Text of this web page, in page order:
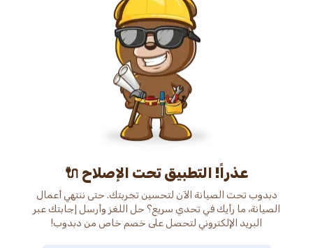
عذراً! التطبيق تحت الإصلاح 🔌
دبدوب تحت الصيانة الآن لتحسين تجربتك. حتى ننتهي أعمال
الصيانة، ما رأيك في تحدي سريع؟ حل اللغز وأرسل إجابتك عبر
البريد الإلكتروني لتحصل على خصم خاص من دبدوب!